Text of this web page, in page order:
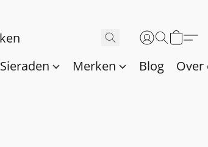
Sieraden Merken Blog Over